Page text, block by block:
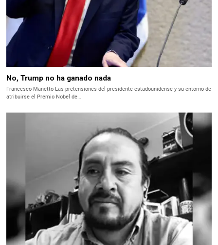
No, Trump no ha ganado nada
Francesco Manetto Las pretensiones del presidente estadounidense y su entorno de
atribuirse el Premio Nobel de…